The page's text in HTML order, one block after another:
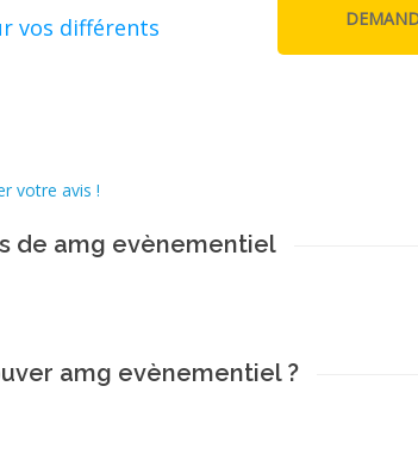
vos différents
votre avis !
de amg evènementiel
amg evènementiel ?